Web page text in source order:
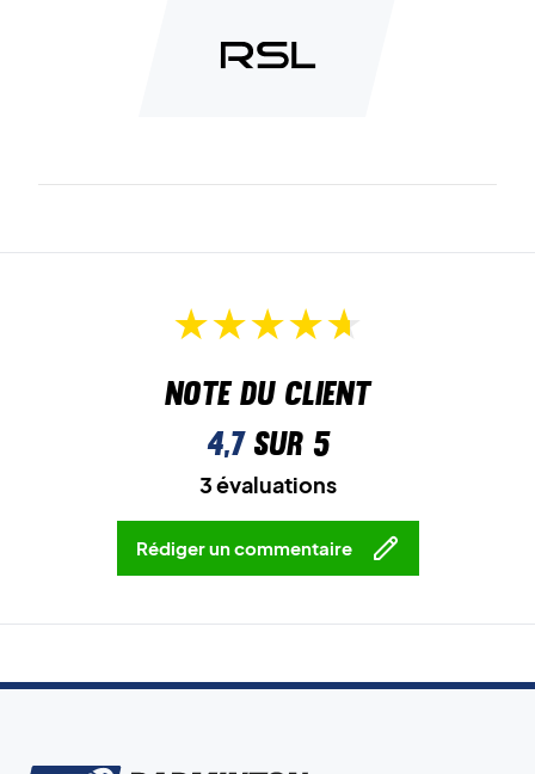
Note du client
4,7sur 5
3 évaluations
Rédiger un commentaire